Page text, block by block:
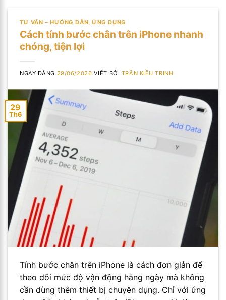
TƯ VẤN – HƯỚNG DẪN,ỨNG DỤNG
Cách tính bước chân trên iPhone nhanh
chóng, tiện lợi
NGÀY ĐĂNG 29/06/2026 VIẾT BỞI TRẦN KIỀU TRINH
29
Th6
Tính bước chân trên iPhone là cách đơn giản để
theo dõi mức độ vận động hằng ngày mà không
cần dùng thêm thiết bị chuyên dụng. Chỉ với ứng